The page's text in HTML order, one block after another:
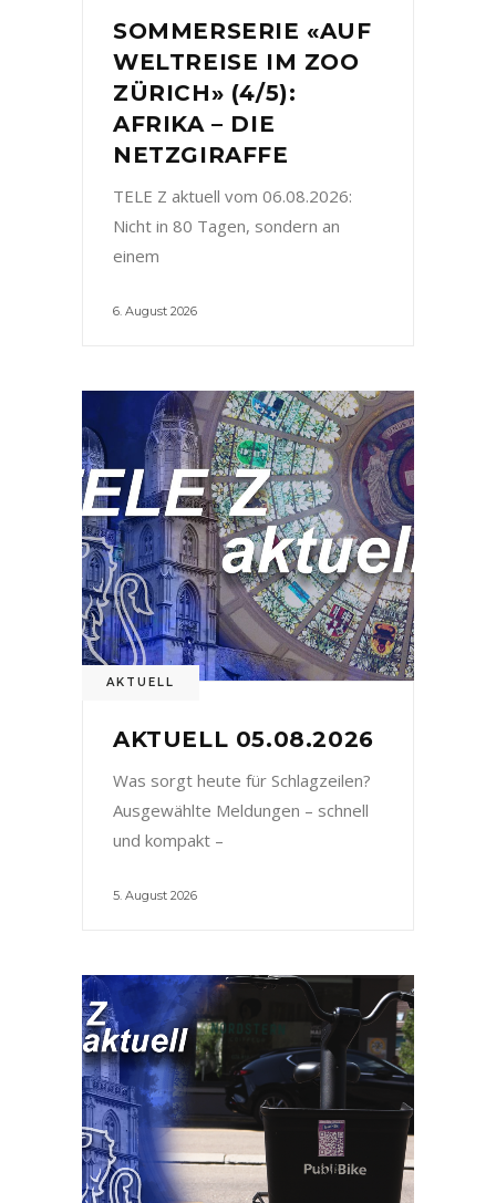
SOMMERSERIE «AUF
WELTREISE IM ZOO
ZÜRICH» (4/5):
AFRIKA – DIE
NETZGIRAFFE
TELE Z aktuell vom 06.08.2026:
Nicht in 80 Tagen, sondern an
einem
6. August 2026
AKTUELL
AKTUELL 05.08.2026
Was sorgt heute für Schlagzeilen?
Ausgewählte Meldungen – schnell
und kompakt –
5. August 2026